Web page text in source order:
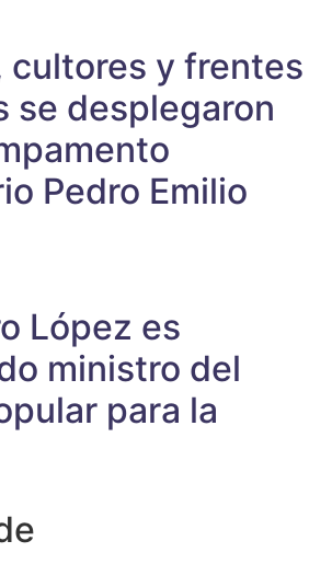
cultores y frentes
se desplegaron
Pedro Emilio
López es
ministro del
para la